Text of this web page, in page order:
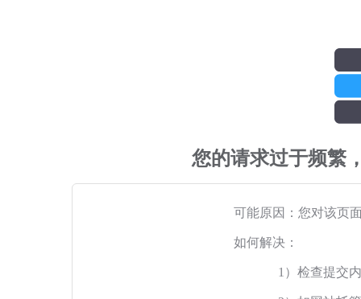
您的请求过于频繁
可能原因：您对该页
如何解决：
1）检查提交